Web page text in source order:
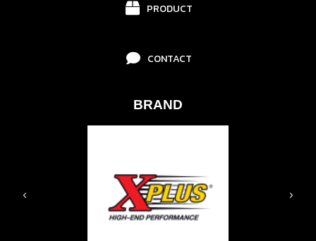
PRODUCT
CONTACT
BRAND